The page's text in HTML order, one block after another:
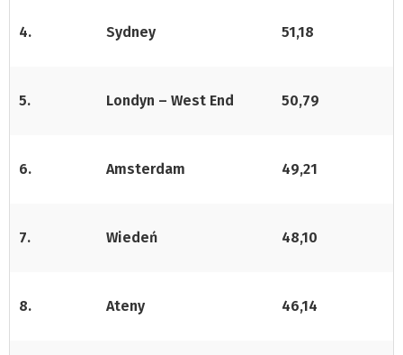
4. Sydney 51,18
5. Londyn – West End 50,79
6. Amsterdam 49,21
7. Wiedeń 48,10
8. Ateny 46,14